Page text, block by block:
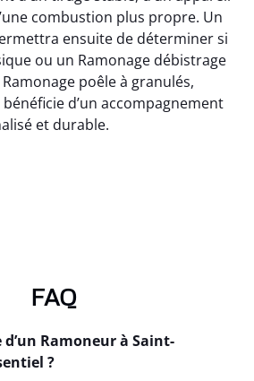
combustion plus propre. Un
ensuite de déterminer si
ou un Ramonage débistrage
poêle à granulés,
d’un accompagnement
et durable.
FAQ
d’un Ramoneur à Saint-
?